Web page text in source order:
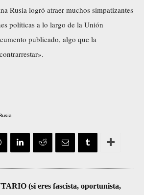
Rusia logró atraer muchos simpatizantes
políticas a lo largo de la Unión
publicado, algo que la
Rusia
(si eres fascista, oportunista,